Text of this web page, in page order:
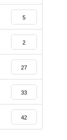
5
2
27
33
42